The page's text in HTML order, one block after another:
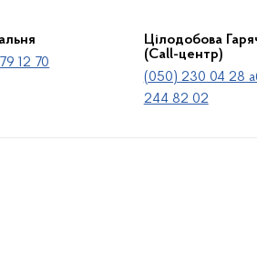
12 70
Цілодобова
(Call-центр)
(050) 230 04 28
244 82 02